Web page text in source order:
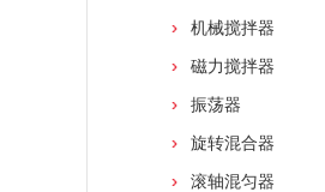
机械搅拌器
磁力搅拌器
振荡器
旋转混合器
滚轴混匀器